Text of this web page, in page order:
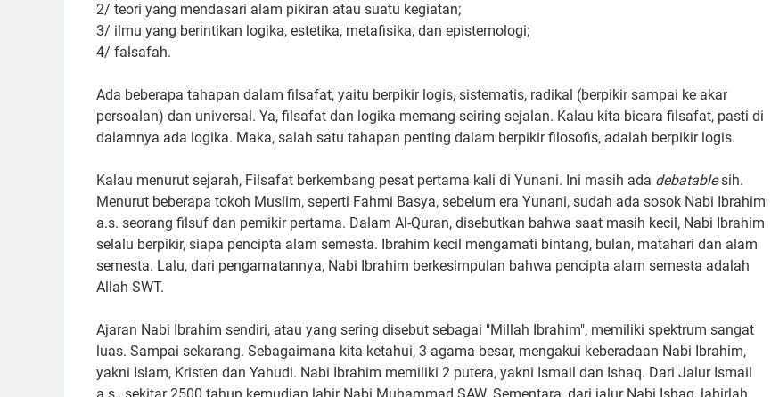
2/ teori yang mendasari alam pikiran atau suatu kegiatan;
3/ ilmu yang berintikan logika, estetika, metafisika, dan epistemologi;
4/ falsafah.
Ada beberapa tahapan dalam filsafat, yaitu berpikir logis, sistematis, radikal (berpikir sampai ke akar
persoalan) dan universal. Ya, filsafat dan logika memang seiring sejalan. Kalau kita bicara filsafat, pasti di
dalamnya ada logika. Maka, salah satu tahapan penting dalam berpikir filosofis, adalah berpikir logis.
Kalau menurut sejarah, Filsafat berkembang pesat pertama kali di Yunani. Ini masih ada debatablesih.
Menurut beberapa tokoh Muslim, seperti Fahmi Basya, sebelum era Yunani, sudah ada sosok Nabi Ibrahim
a.s. seorang filsuf dan pemikir pertama. Dalam Al-Quran, disebutkan bahwa saat masih kecil, Nabi Ibrahim
selalu berpikir, siapa pencipta alam semesta. Ibrahim kecil mengamati bintang, bulan, matahari dan alam
semesta. Lalu, dari pengamatannya, Nabi Ibrahim berkesimpulan bahwa pencipta alam semesta adalah
Allah SWT.
Ajaran Nabi Ibrahim sendiri, atau yang sering disebut sebagai "Millah Ibrahim", memiliki spektrum sangat
luas. Sampai sekarang. Sebagaimana kita ketahui, 3 agama besar, mengakui keberadaan Nabi Ibrahim,
yakni Islam, Kristen dan Yahudi. Nabi Ibrahim memiliki 2 putera, yakni Ismail dan Ishaq. Dari Jalur Ismail